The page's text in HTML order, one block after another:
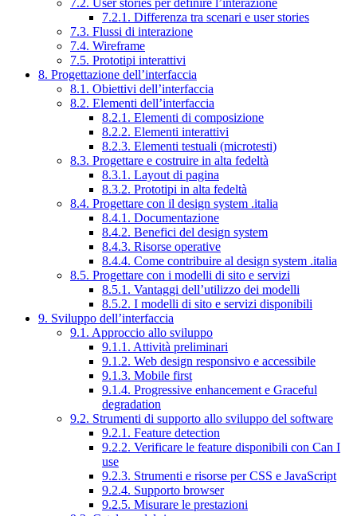
7.2. User stories per definire l’interazione
7.2.1. Differenza tra scenari e user stories
7.3. Flussi di interazione
7.4. Wireframe
7.5. Prototipi interattivi
8. Progettazione dell’interfaccia
8.1. Obiettivi dell’interfaccia
8.2. Elementi dell’interfaccia
8.2.1. Elementi di composizione
8.2.2. Elementi interattivi
8.2.3. Elementi testuali (microtesti)
8.3. Progettare e costruire in alta fedeltà
8.3.1. Layout di pagina
8.3.2. Prototipi in alta fedeltà
8.4. Progettare con il design system .italia
8.4.1. Documentazione
8.4.2. Benefici del design system
8.4.3. Risorse operative
8.4.4. Come contribuire al design system .italia
8.5. Progettare con i modelli di sito e servizi
8.5.1. Vantaggi dell’utilizzo dei modelli
8.5.2. I modelli di sito e servizi disponibili
9. Sviluppo dell’interfaccia
9.1. Approccio allo sviluppo
9.1.1. Attività preliminari
9.1.2. Web design responsivo e accessibile
9.1.3. Mobile first
9.1.4. Progressive enhancement e Graceful
degradation
9.2. Strumenti di supporto allo sviluppo del software
9.2.1. Feature detection
9.2.2. Verificare le feature disponibili con Can I
use
9.2.3. Strumenti e risorse per CSS e JavaScript
9.2.4. Supporto browser
9.2.5. Misurare le prestazioni